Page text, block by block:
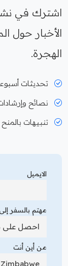
اشترك في
الأخبار حول
الهجرة.
تحديثات
نصائح
تنبيهات
الايميل
مهتم بالسفر
من أين أنت